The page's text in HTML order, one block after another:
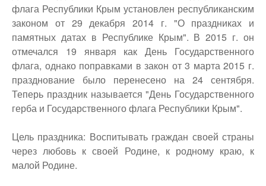
флага Республики Крым установлен республиканским
законом от 29 декабря 2014 г. "О праздниках и
памятных датах в Республике Крым". В 2015 г. он
отмечался 19 января как День Государственного
флага, однако поправками в закон от 3 марта 2015 г.
празднование было перенесено на 24 сентября.
Теперь праздник называется "День Государственного
герба и Государственного флага Республики Крым".
Цель праздника: Воспитывать граждан своей страны
через любовь к своей Родине, к родному краю, к
малой Родине.